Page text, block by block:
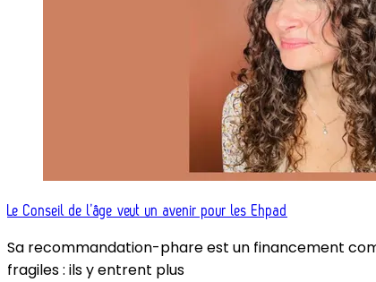
Le Conseil de l’âge veut un avenir pour les Ehpad
Sa recommandation-phare est un financement
fragiles : ils y entrent plus